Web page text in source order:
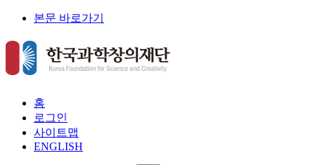
본문 바로가기
홈
로그인
사이트맵
ENGLISH